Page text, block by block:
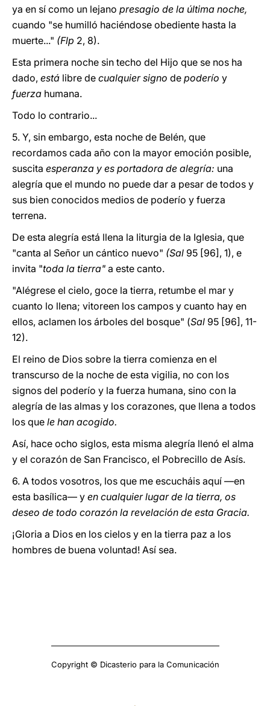
ya en sí como un lejano presagio de la última noche,
cuando "se humilló haciéndose obediente hasta la
muerte..." (Flp 2, 8).
Esta primera noche sin techo del Hijo que se nos ha
dado, está libre de cualquier signo de poderío y
fuerza humana.
Todo lo contrario...
5. Y, sin embargo, esta noche de Belén, que
recordamos cada año con la mayor emoción posible,
suscita esperanza y es portadora de alegría: una
alegría que el mundo no puede dar a pesar de todos y
sus bien conocidos medios de poderío y fuerza
terrena.
De esta alegría está llena la liturgia de la Iglesia, que
"canta al Señor un cántico nuevo" (Sal 95 [96], 1), e
invita "toda la tierra" a este canto.
"Alégrese el cielo, goce la tierra, retumbe el mar y
cuanto lo llena; vitoreen los campos y cuanto hay en
ellos, aclamen los árboles del bosque" (Sal 95 [96], 11-
12).
El reino de Dios sobre la tierra comienza en el
transcurso de la noche de esta vigilia, no con los
signos del poderío y la fuerza humana, sino con la
alegría de las almas y los corazones, que llena a todos
los que le han acogido.
Así, hace ocho siglos, esta misma alegría llenó el alma
y el corazón de San Francisco, el Pobrecillo de Asís.
6. A todos vosotros, los que me escucháis aquí —en
esta basílica— y en cualquier lugar de la tierra, os
deseo de todo corazón la revelación de esta Gracia.
¡Gloria a Dios en los cielos y en la tierra paz a los
hombres de buena voluntad! Así sea.
Copyright © Dicasterio para la Comunicación